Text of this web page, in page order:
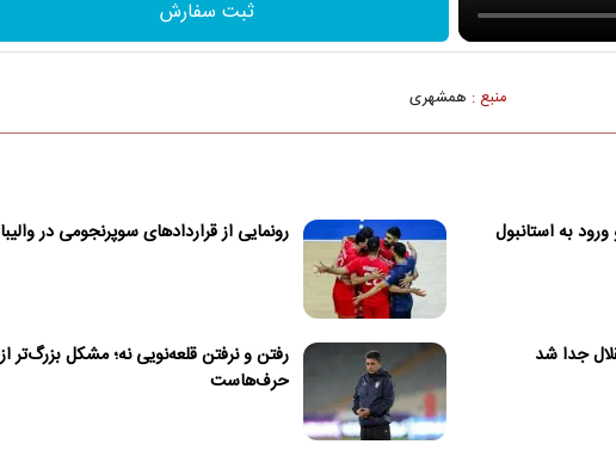
ثبت سفارش
منبع : همشهری
به استانبول رونمایی از قراردادهای سوپرنجومی در
جدا شد
رفتن و نرفتن قلعه‌نویی نه؛ مشکل بزرگ‌تر
حرف‌هاست